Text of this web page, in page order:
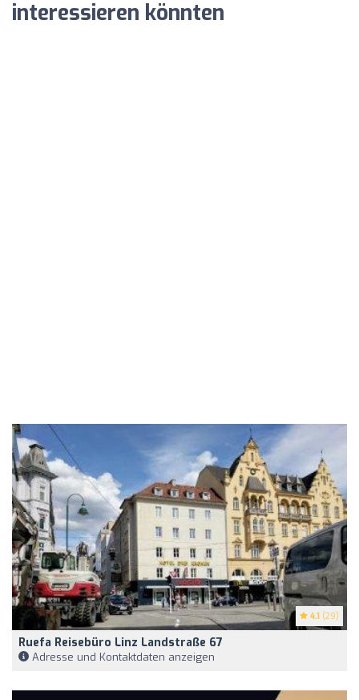
interessieren könnten
4.1 (29)
Ruefa Reisebüro Linz Landstraße 67
Adresse und Kontaktdaten anzeigen